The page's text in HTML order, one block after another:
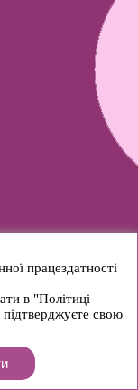
працездатності
в "Політиці
свою